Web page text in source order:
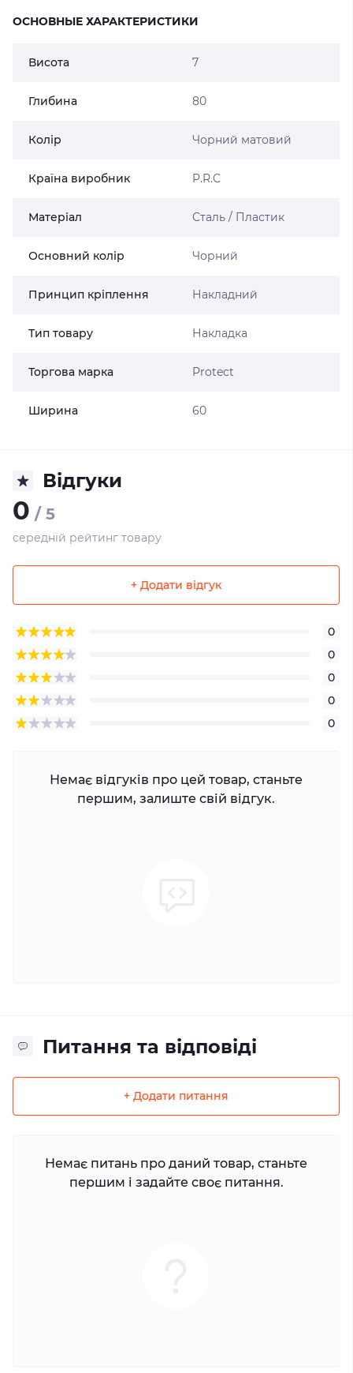
ОСНОВНЫЕ ХАРАКТЕРИСТИКИ
Висота 7
Глибина 80
Колір Чорний матовий
Країна виробник P.R.C
Матеріал Сталь / Пластик
Основний колір Чорний
Принцип кріплення Накладний
Тип товару Накладка
Торгова марка Protect
Ширина 60
Відгуки
0 / 5
середній рейтинг товару
+ Додати відгук
0
0
0
0
0
Немає відгуків про цей товар, станьте
першим, залиште свій відгук.
Питання та відповіді
+ Додати питання
Немає питань про даний товар, станьте
першим і задайте своє питання.